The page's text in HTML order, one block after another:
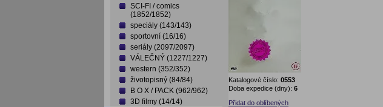
SCI-FI / comics
(1852/1852)
speciály (143/143)
sportovní (16/16)
seriály (2097/2097)
VÁLEČNÝ (1227/1227)
western (352/352)
životopisný (84/84)
B O X / PACK (962/962)
3D filmy (14/14)
Katalogové číslo: 0553
Doba expedice (dny): 6
Přidat do oblíbených